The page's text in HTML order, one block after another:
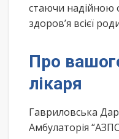
стаючи надійною
здоров’я всієї
Про
лікаря
Гавриловська
Амбулаторія